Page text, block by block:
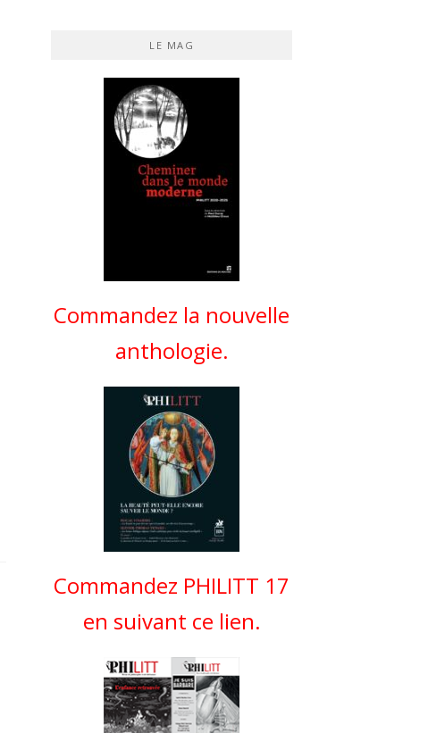
LE MAG
Commandez la nouvelle
anthologie.
Commandez PHILITT 17
en suivant ce lien.